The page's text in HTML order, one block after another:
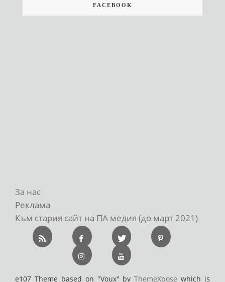
FACEBOOK
За нас
Реклама
Към стария сайт на ПА медия (до март 2021)
e107 Theme based on "Voux" byThemeXpose which is